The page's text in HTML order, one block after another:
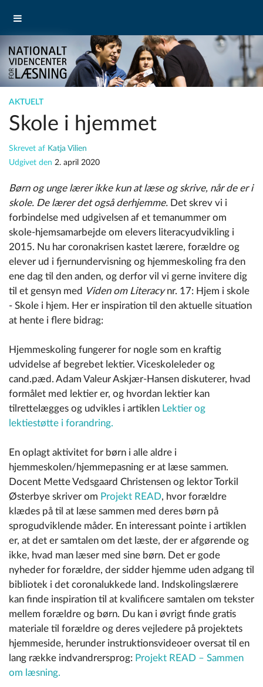
AKTUELT
Skole i hjemmet
Skrevet af Katja Vilien
Udgivet den 2. april 2020
Børn og unge lærer ikke kun at læse og skrive, når de er i
skole. De lærer det også derhjemme. Det skrev vi i
forbindelse med udgivelsen af et temanummer om
skole-hjemsamarbejde om elevers literacyudvikling i
2015. Nu har coronakrisen kastet lærere, forældre og
elever ud i fjernundervisning og hjemmeskoling fra den
ene dag til den anden, og derfor vil vi gerne invitere dig
til et gensyn med Viden om Literacynr. 17: Hjem i skole
- Skole i hjem. Her er inspiration til den aktuelle situation
at hente i flere bidrag:
Hjemmeskoling fungerer for nogle som en kraftig
udvidelse af begrebet lektier. Viceskoleleder og
cand.pæd. Adam Valeur Askjær-Hansen diskuterer, hvad
formålet med lektier er, og hvordan lektier kan
tilrettelægges og udvikles i artiklen Lektier og
lektiestøtte i forandring.
En oplagt aktivitet for børn i alle aldre i
hjemmeskolen/hjemmepasning er at læse sammen.
Docent Mette Vedsgaard Christensen og lektor Torkil
Østerbye skriver om Projekt READ, hvor forældre
klædes på til at læse sammen med deres børn på
sprogudviklende måder. En interessant pointe i artiklen
er, at det er samtalen om det læste, der er afgørende og
ikke, hvad man læser med sine børn. Det er gode
nyheder for forældre, der sidder hjemme uden adgang til
bibliotek i det coronalukkede land. Indskolingslærere
kan finde inspiration til at kvalificere samtalen om tekster
mellem forældre og børn. Du kan i øvrigt finde gratis
materiale til forældre og deres vejledere på projektets
hjemmeside, herunder instruktionsvideoer oversat til en
lang række indvandrersprog: Projekt READ – Sammen
om læsning.